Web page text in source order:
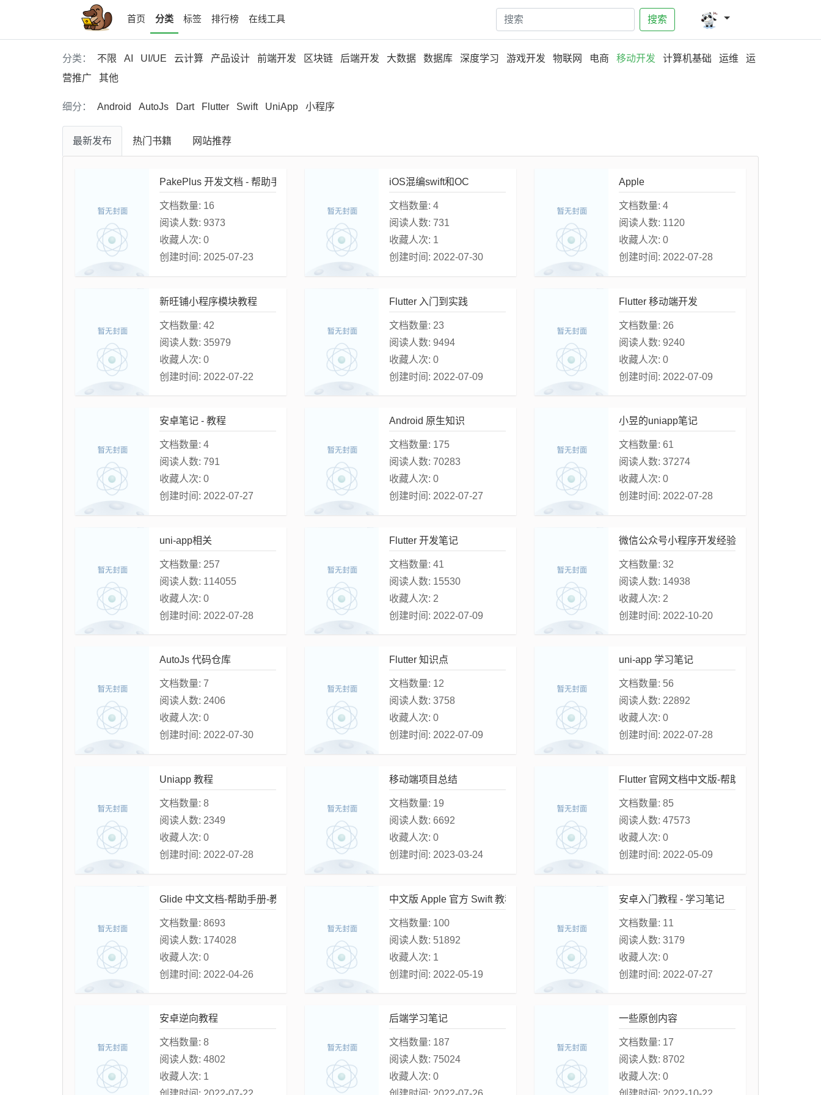
首页 (current)
分类 标签 排行榜 在线工具 搜索
分类： 不限 AI UI/UE 云计算 产品设计 前端开发 区块链 后端开发 大数据 数据库 深度学习 游戏开发 物联网 电商 移动开发 计算机基础 运维
运
营推广
其他
细分： Android AutoJs Dart Flutter Swift UniApp 小程序
最新发布 热门 书籍 网站推荐
PakePlus 开发文档 - 帮助手册 - 教程
文档数量: 16
阅读人数: 9373
收藏人次: 0
创建时间: 2025-07-23
iOS混编swift和OC
文档数量: 4
阅读人数: 731
收藏人次: 1
创建时间: 2022-07-30
Apple
文档数量: 4
阅读人数: 1120
收藏人次: 0
创建时间: 2022-07-28
新旺铺小程序模块教程
文档数量: 42
阅读人数: 35979
收藏人次: 0
创建时间: 2022-07-22
Flutter 入门到实践
文档数量: 23
阅读人数: 9494
收藏人次: 0
创建时间: 2022-07-09
Flutter 移动端开发
文档数量: 26
阅读人数: 9240
收藏人次: 0
创建时间: 2022-07-09
安卓笔记 - 教程
文档数量: 4
阅读人数: 791
收藏人次: 0
创建时间: 2022-07-27
Android 原生知识
文档数量: 175
阅读人数: 70283
收藏人次: 0
创建时间: 2022-07-27
小昱的uniapp笔记
文档数量: 61
阅读人数: 37274
收藏人次: 0
创建时间: 2022-07-28
uni-app相关
文档数量: 257
阅读人数: 114055
收藏人次: 0
创建时间: 2022-07-28
Flutter 开发笔记
文档数量: 41
阅读人数: 15530
收藏人次: 2
创建时间: 2022-07-09
微信公众号小程序开发经验
文档数量: 32
阅读人数: 14938
收藏人次: 2
创建时间: 2022-10-20
AutoJs 代码仓库
文档数量: 7
阅读人数: 2406
收藏人次: 0
创建时间: 2022-07-30
Flutter 知识点
文档数量: 12
阅读人数: 3758
收藏人次: 0
创建时间: 2022-07-09
uni-app 学习笔记
文档数量: 56
阅读人数: 22892
收藏人次: 0
创建时间: 2022-07-28
Uniapp 教程
文档数量: 8
阅读人数: 2349
收藏人次: 0
创建时间: 2022-07-28
移动端项目总结
文档数量: 19
阅读人数: 6692
收藏人次: 0
创建时间: 2023-03-24
Flutter 官网文档中文版-帮助手册-教程
文档数量: 85
阅读人数: 47573
收藏人次: 0
创建时间: 2022-05-09
Glide 中文文档-帮助手册-教程
文档数量: 8693
阅读人数: 174028
收藏人次: 0
创建时间: 2022-04-26
中文版 Apple 官方 Swift 教程《The Swift Programming Language》
文档数量: 100
阅读人数: 51892
收藏人次: 1
创建时间: 2022-05-19
安卓入门教程 - 学习笔记
文档数量: 11
阅读人数: 3179
收藏人次: 0
创建时间: 2022-07-27
安卓逆向教程
文档数量: 8
阅读人数: 4802
收藏人次: 1
后端学习笔记
文档数量: 187
阅读人数: 75024
收藏人次: 0
一些原创内容
文档数量: 17
阅读人数: 8702
收藏人次: 0